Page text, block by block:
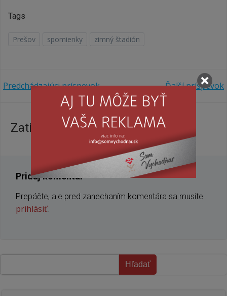
Tags
Prešov spomienky zimný štadión
Navigácia
v
Predchádzajúci príspevok
Navigácia
v
článku
Ďalší príspevok
Zatiaľ žiadne komentáre
Pridaj komentár
Prepáčte, ale pred zanechaním komentára sa musíte
prihlásiť.
Hľadať